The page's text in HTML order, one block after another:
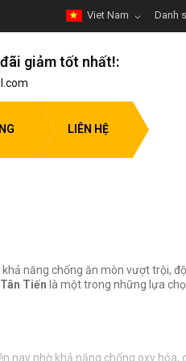
Danh
Viet Nam
giảm tốt nhất!:
LIÊN HỆ
năng chống ăn mòn vượt trội,
Tân Tiến là một trong những lựa
nay nhờ khả năng chống oxy hóa,